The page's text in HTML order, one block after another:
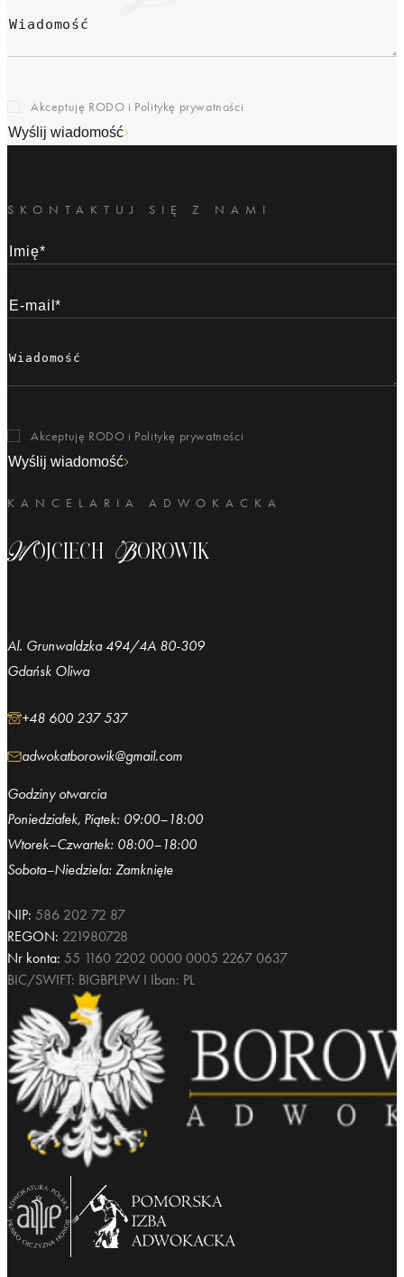
Akceptuję RODO i Politykę prywatności
Wyślij wiadomość
NIP: 586 202 72 87
REGON: 221980728
Nr konta: 55 1160 2202 0000 0005 2267 0637
BIC/SWIFT: BIGBPLPW I Iban: PL
KANCELARIA ADWOKACKA
Wojciech Borowik
Al. Grunwaldzka 494/4A 80-309
Gdańsk Oliwa
+48 600 237 537
adwokatborowik@gmail.com
Godziny otwarcia
Poniedziałek, Piątek: 09:00–18:00
Wtorek–Czwartek: 08:00–18:00
Sobota–Niedziela: Zamknięte
SKONTAKTUJ SIĘ Z NAMI
Akceptuję RODO i Politykę prywatności
Wyślij wiadomość